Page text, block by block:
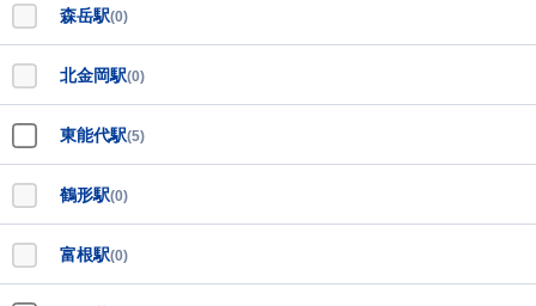
森岳駅(0)
北金岡駅(0)
東能代駅(5)
鶴形駅(0)
富根駅(0)